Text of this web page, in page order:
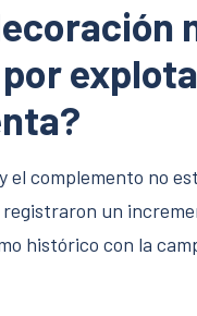
el complemento no
registraron un
histórico con la